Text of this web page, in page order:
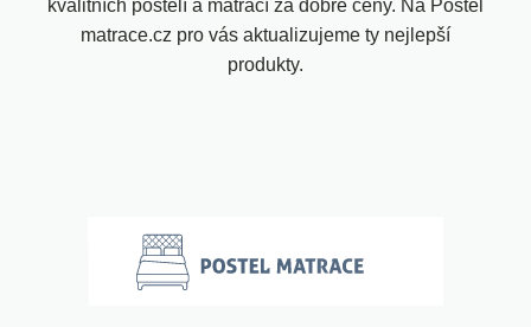
kvalitních postelí a matrací za dobré ceny. Na Postel
matrace.cz pro vás aktualizujeme ty nejlepší
produkty.